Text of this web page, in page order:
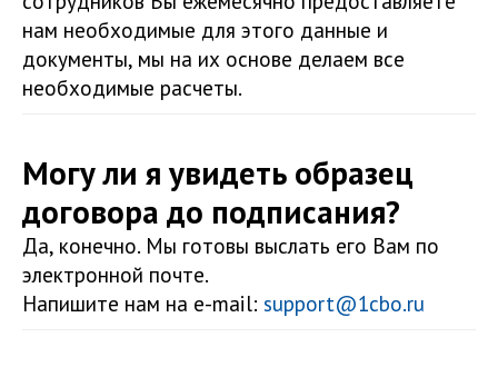
нам необходимые для этого данные и
документы, мы на их основе делаем все
необходимые расчеты.
Могу ли я увидеть образец
договора до подписания?
Да, конечно. Мы готовы выслать его Вам по
электронной почте.
Напишите нам на e-mail: support@1cbo.ru